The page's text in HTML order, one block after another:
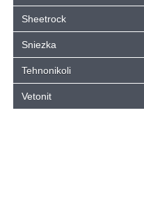
Sheetrock
Sniezka
Tehnonikoli
Vetonit